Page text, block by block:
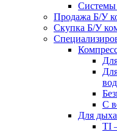
Системы
Продажа Б/У
Скупка Б/У
С
Для
TI